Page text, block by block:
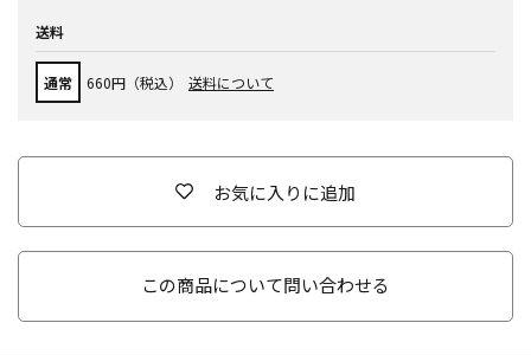
送料
通常 660円（税込） 送料について
お気に入りに追加
この商品について問い合わせる